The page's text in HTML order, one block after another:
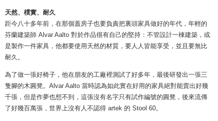
天然、樸實、耐久
距今八十多年前，在那個蓋房子也要負責把裏頭家具做好的年代，年輕的
芬蘭建築師 Alvar Aalto 對於作品很有自己的堅持：不管設計一棟建築，或
是製作一件家具，他都要使用天然的材質，要人人皆能享受，並且要無比
耐久。
為了做一張好椅子，他在朋友的工廠裡測試了好多年，最後研發出一張三
隻腳的木圓凳。Alvar Aalto 當時認為如此實在好用的家具絕對能賣出好幾
千張，但是作夢也想不到，這張沒有名字只有試作編號的圓凳，後來流傳
了好幾百萬張，世界上沒有人不認得 artek 的 Stool 60。